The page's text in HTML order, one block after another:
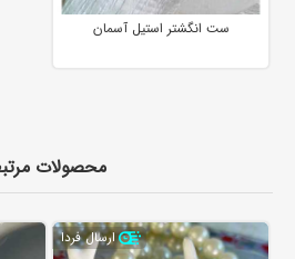
ست انگشتر استیل آسمان
محصولات
ارسال فردا